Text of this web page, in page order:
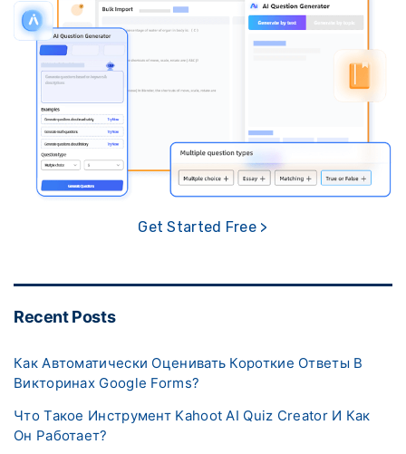
Get Started Free >
Recent Posts
Как Автоматически Оценивать Короткие Ответы В
Викторинах Google Forms?
Что Такое Инструмент Kahoot AI Quiz Creator И Как
Он Работает?